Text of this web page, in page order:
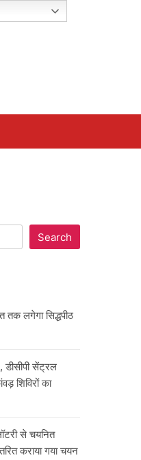
Search
लगेगा सिद्धपीठ
सेंट्रल
शिविरों का
से चयनित
कराया गया चयन